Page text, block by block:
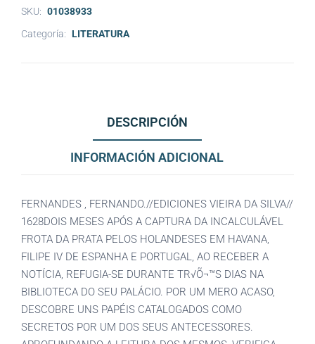
SKU: 01038933
Categoría: LITERATURA
DESCRIPCIÓN
INFORMACIÓN ADICIONAL
FERNANDES , FERNANDO.//EDICIONES VIEIRA DA SILVA//
1628DOIS MESES APÓS A CAPTURA DA INCALCULÁVEL
FROTA DA PRATA PELOS HOLANDESES EM HAVANA,
FILIPE IV DE ESPANHA E PORTUGAL, AO RECEBER A
NOTÍCIA, REFUGIA-SE DURANTE TR√Õ¬™S DIAS NA
BIBLIOTECA DO SEU PALÁCIO. POR UM MERO ACASO,
DESCOBRE UNS PAPÉIS CATALOGADOS COMO
SECRETOS POR UM DOS SEUS ANTECESSORES.